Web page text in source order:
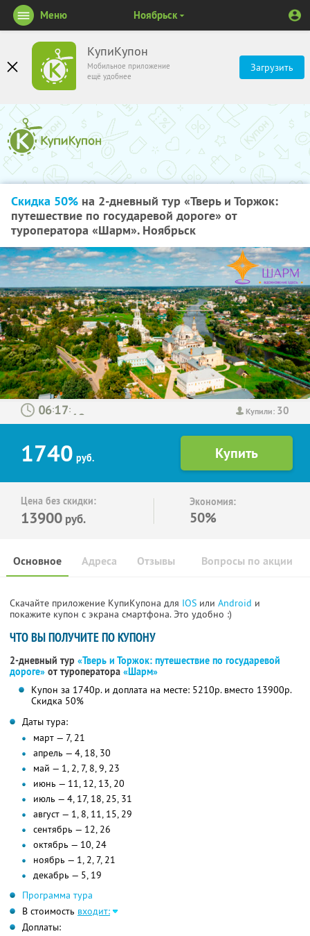
КупиКупон
Мобильное приложение
ещё удобнее
Загрузить
Меню Ноябрьск
Скидка 50% на 2-дневный тур «Тверь и Торжок:
путешествие по государевой дороге» от
туроператора «Шарм». Ноябрьск
Купили: 30
: :
1740 руб.
Цена без скидки:
13900 руб.
Экономия:
50%
Основное Отзывы Вопросы по акции
Адреса
Скачайте приложение КупиКупона для IOS или Android и
покажите купон с экрана смартфона. Это удобно :)
ЧТО ВЫ ПОЛУЧИТЕ ПО КУПОНУ
2-дневный тур «Тверь и Торжок: путешествие по государевой
дороге» от туроператора «Шарм»
Купон за 1740р. и доплата на месте: 5210р. вместо 13900р.
Скидка 50%
Даты тура:
март — 7, 21
апрель — 4, 18, 30
май — 1, 2, 7, 8, 9, 23
июнь — 11, 12, 13, 20
июль — 4, 17, 18, 25, 31
август — 1, 8, 11, 15, 29
сентябрь — 12, 26
октябрь — 10, 24
ноябрь — 1, 2, 7, 21
декабрь — 5, 19
Программа тура
В стоимость входит:
Доплаты: